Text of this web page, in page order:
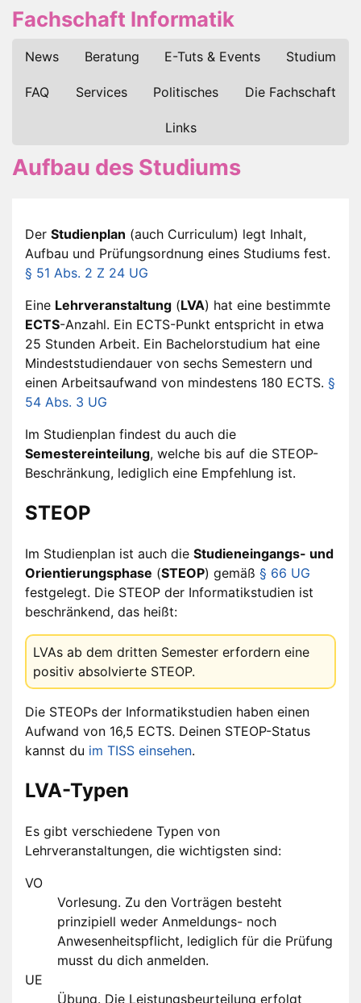
Fachschaft Informatik
News Beratung E-Tuts & Events Studium
FAQ Services Politisches Die Fachschaft
Links
Aufbau des Studiums
Der Studienplan (auch Curriculum) legt Inhalt,
Aufbau und Prüfungsordnung eines Studiums fest.
§ 51 Abs. 2 Z 24 UG
Eine Lehrveranstaltung (LVA) hat eine bestimmte
ECTS-Anzahl. Ein ECTS-Punkt entspricht in etwa
25 Stunden Arbeit. Ein Bachelorstudium hat eine
Mindeststudiendauer von sechs Semestern und
einen Arbeitsaufwand von mindestens 180 ECTS. §
54 Abs. 3 UG
Im Studienplan findest du auch die
Semestereinteilung, welche bis auf die STEOP-
Beschränkung, lediglich eine Empfehlung ist.
STEOP
Im Studienplan ist auch die Studieneingangs- und
Orientierungsphase (STEOP) gemäß § 66 UG
festgelegt. Die STEOP der Informatikstudien ist
beschränkend, das heißt:
LVAs ab dem dritten Semester erfordern eine
positiv absolvierte STEOP.
Die STEOPs der Informatikstudien haben einen
Aufwand von 16,5 ECTS. Deinen STEOP-Status
kannst du im TISS einsehen.
LVA-Typen
Es gibt verschiedene Typen von
Lehrveranstaltungen, die wichtigsten sind:
VO
Vorlesung. Zu den Vorträgen besteht
prinzipiell weder Anmeldungs- noch
Anwesenheitspflicht, lediglich für die Prüfung
musst du dich anmelden.
UE
Übung. Die Leistungsbeurteilung erfolgt